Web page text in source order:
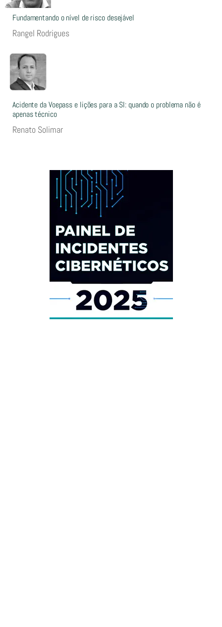
Fundamentando o nível de risco desejável
Rangel Rodrigues
Acidente da Voepass e lições para a SI: quando o problema não é
apenas técnico
Renato Solimar